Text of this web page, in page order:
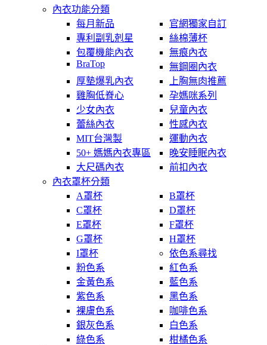
內衣功能分類
每月新品
官網獨家自訂
專利副乳剋星
絲棉薄杯
包覆機能內衣
無痕內衣
BraTop
無鋼圈內衣
厚墊爆乳內衣
上胸無肉推薦
雞胸低脊心
孕媽咪系列
少女內衣
兒童內衣
蕾絲內衣
性感內衣
MIT台灣製
運動內衣
50+ 媽媽內衣專區
晚安睡眠內衣
大尺碼內衣
前扣內衣
內衣罩杯分類
A罩杯
B罩杯
C罩杯
D罩杯
E罩杯
F罩杯
G罩杯
H罩杯
I罩杯
依色系尋找
粉色系
紅色系
金黃色系
藍色系
紫色系
黑色系
裸膚色系
咖啡色系
銀灰色系
白色系
綠色系
柑橘色系